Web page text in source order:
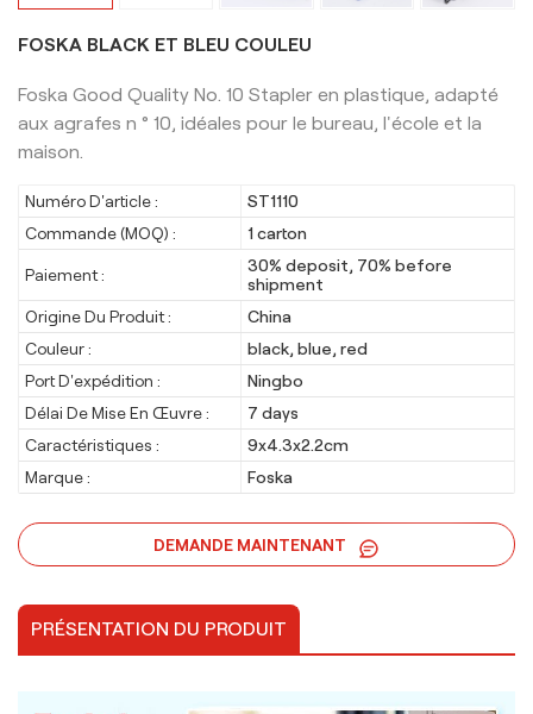
FOSKA BLACK ET BLEU COULEU
Foska Good Quality No. 10 Stapler en plastique, adapté
aux agrafes n ° 10, idéales pour le bureau, l'école et la
maison.
Numéro D'article :
ST1110
Commande (MOQ) :
1 carton
Paiement :
30% deposit, 70% before
shipment
Origine Du Produit :
China
Couleur :
black, blue, red
Port D'expédition :
Ningbo
Délai De Mise En Œuvre :
7 days
Caractéristiques :
9x4.3x2.2cm
Marque :
Foska
DEMANDE MAINTENANT
PRÉSENTATION DU PRODUIT